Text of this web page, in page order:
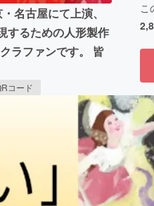
名古屋にて上演、
するための人形製作
ラファンです。 皆
コード
こ